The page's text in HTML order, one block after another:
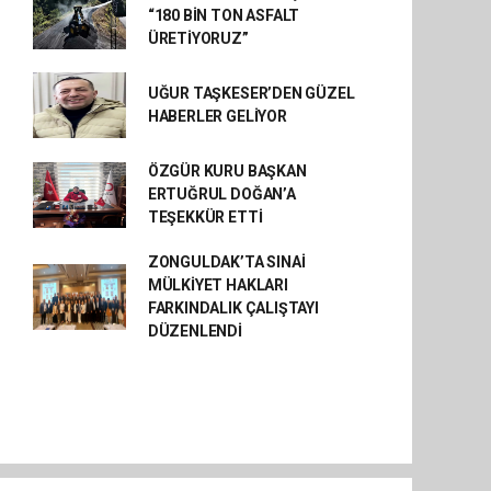
“180 BİN TON ASFALT
ÜRETİYORUZ”
UĞUR TAŞKESER’DEN GÜZEL
HABERLER GELİYOR
ÖZGÜR KURU BAŞKAN
ERTUĞRUL DOĞAN’A
TEŞEKKÜR ETTİ
ZONGULDAK’TA SINAİ
MÜLKİYET HAKLARI
FARKINDALIK ÇALIŞTAYI
DÜZENLENDİ